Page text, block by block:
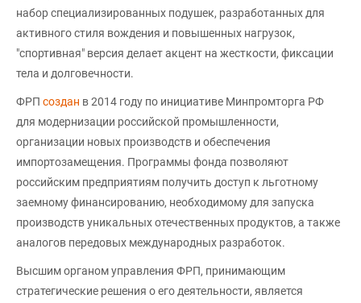
набор специализированных подушек, разработанных для
активного стиля вождения и повышенных нагрузок,
"спортивная" версия делает акцент на жесткости, фиксации
тела и долговечности.
ФРП создан в 2014 году по инициативе Минпромторга РФ
для модернизации российской промышленности,
организации новых производств и обеспечения
импортозамещения. Программы фонда позволяют
российским предприятиям получить доступ к льготному
заемному финансированию, необходимому для запуска
производств уникальных отечественных продуктов, а также
аналогов передовых международных разработок.
Высшим органом управления ФРП, принимающим
стратегические решения о его деятельности, является